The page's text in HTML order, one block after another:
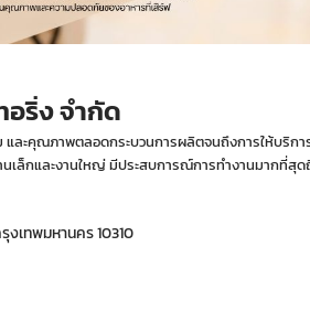
อริ่ง จำกัด
ะคุณภาพตลอดกระบวนการผลิตจนถึงการให้บริการ
นเล็กและงานใหญ่ มีประสบการณ์การทำงานมากที่สุ
งเทพมหานคร 10310